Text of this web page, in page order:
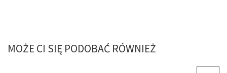
MOŻE CI SIĘ PODOBAĆ RÓWNIEŻ